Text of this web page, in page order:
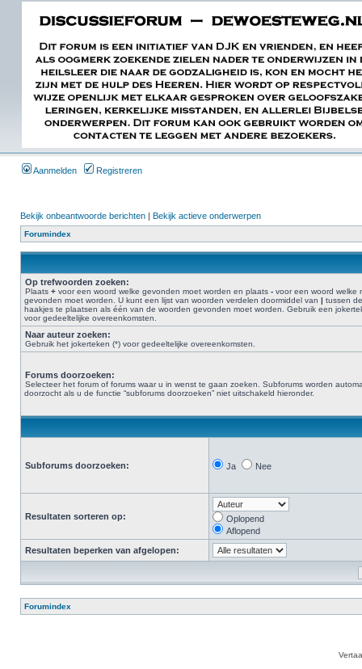
Aanmelden Registreren
Bekijk onbeantwoorde berichten | Bekijk actieve onderwerpen
Forumindex
Op trefwoorden zoeken:
Plaats + voor een woord welke gevonden moet worden en plaats - voor een woord welke
gevonden moet worden. U kunt een lijst van woorden verdelen doormiddel van | tussen de
haakjes te plaatsen als één van de woorden gevonden moet worden. Gebruik een
voor gedeeltelijke overeenkomsten.
Naar auteur zoeken:
Gebruik het jokerteken (*) voor gedeeltelijke overeenkomsten.
Forums doorzoeken:
Selecteer het forum of forums waar u in wenst te gaan zoeken. Subforums worden
doorzocht als u de functie “subforums doorzoeken” niet uitschakeld hieronder.
Subforums doorzoeken: Ja Nee
Resultaten sorteren op:
Oplopend
Aflopend
Resultaten beperken van afgelopen:
Forumindex